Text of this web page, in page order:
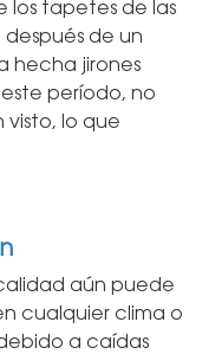
los tapetes de las
de un
hecha jirones
período, no
visto, lo que
aún puede
cualquier clima o
a caídas